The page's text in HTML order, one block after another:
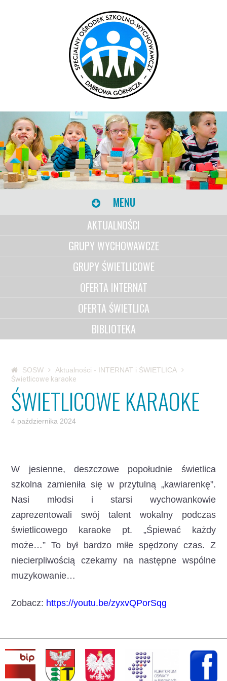
MENU
AKTUALNOŚCI
GRUPY WYCHOWAWCZE
GRUPY ŚWIETLICOWE
OFERTA INTERNAT
OFERTA ŚWIETLICA
BIBLIOTEKA
SOSW
Aktualności - INTERNAT i ŚWIETLICA
Świetlicowe karaoke
ŚWIETLICOWE KARAOKE
4 października 2024
W jesienne, deszczowe popołudnie świetlica
szkolna zamieniła się w przytulną „kawiarenkę”.
Nasi młodsi i starsi wychowankowie
zaprezentowali swój talent wokalny podczas
świetlicowego karaoke pt. „Śpiewać każdy
może…” To był bardzo miłe spędzony czas. Z
niecierpliwością czekamy na następne wspólne
muzykowanie…
Zobacz: https://youtu.be/zyxvQPorSqg